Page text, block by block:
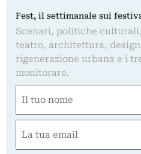
Fest, il settimanale sui
Scenari, politiche
teatro, architettura,
rigenerazione urbana e i
monitorare.
(Required)
First
(Required)